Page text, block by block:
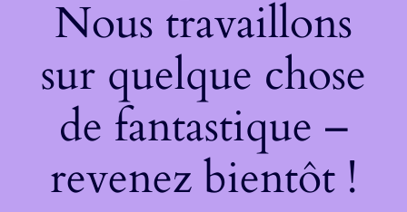
Nous travaillons
sur quelque chose
de fantastique –
revenez bientôt !